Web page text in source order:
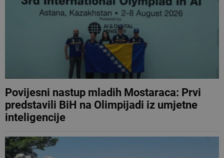
Povijesni nastup mladih Mostaraca: Prvi
predstavili BiH na Olimpijadi iz umjetne
inteligencije